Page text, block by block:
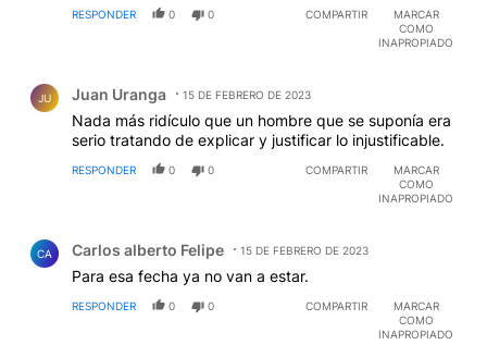
RESPONDER 0 0 COMPARTIR
MARCAR
COMO
INAPROPIADO
JU Juan Uranga 15 DE FEBRERO DE 2023
Nada más ridículo que un hombre que se suponía era
serio tratando de explicar y justificar lo injustificable.
RESPONDER 0 0 COMPARTIR
MARCAR
COMO
INAPROPIADO
CA Carlos alberto Felipe 15 DE FEBRERO DE 2023
Para esa fecha ya no van a estar.
RESPONDER 0 0 COMPARTIR
MARCAR
COMO
INAPROPIADO